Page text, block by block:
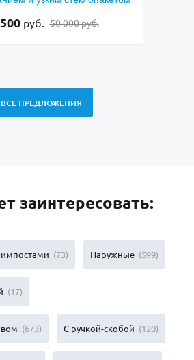
ВСЕ ПРЕДЛОЖЕНИЯ
заинтересовать:
(73) Наружные (599)
(17)
(673) С ручкой-скобой (120)